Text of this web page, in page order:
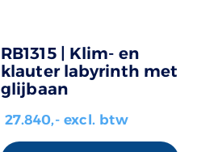
RB1315 | Klim- en
klauter labyrinth met
glijbaan
27.840,- excl. btw